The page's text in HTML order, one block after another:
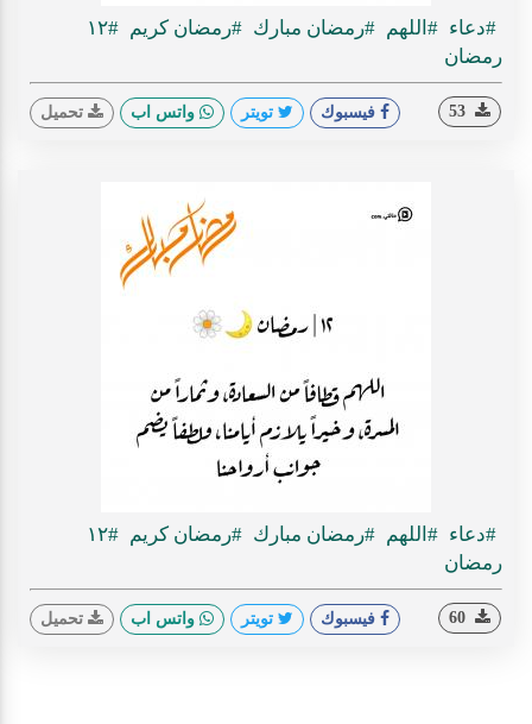
#دعاء #اللهم #رمضان مبارك #رمضان كريم
#١٢
رمضان
فيسبوك تويتر واتس اب تحميل
#دعاء #اللهم #رمضان مبارك #رمضان كريم
#١٢
رمضان
فيسبوك تويتر واتس اب تحميل